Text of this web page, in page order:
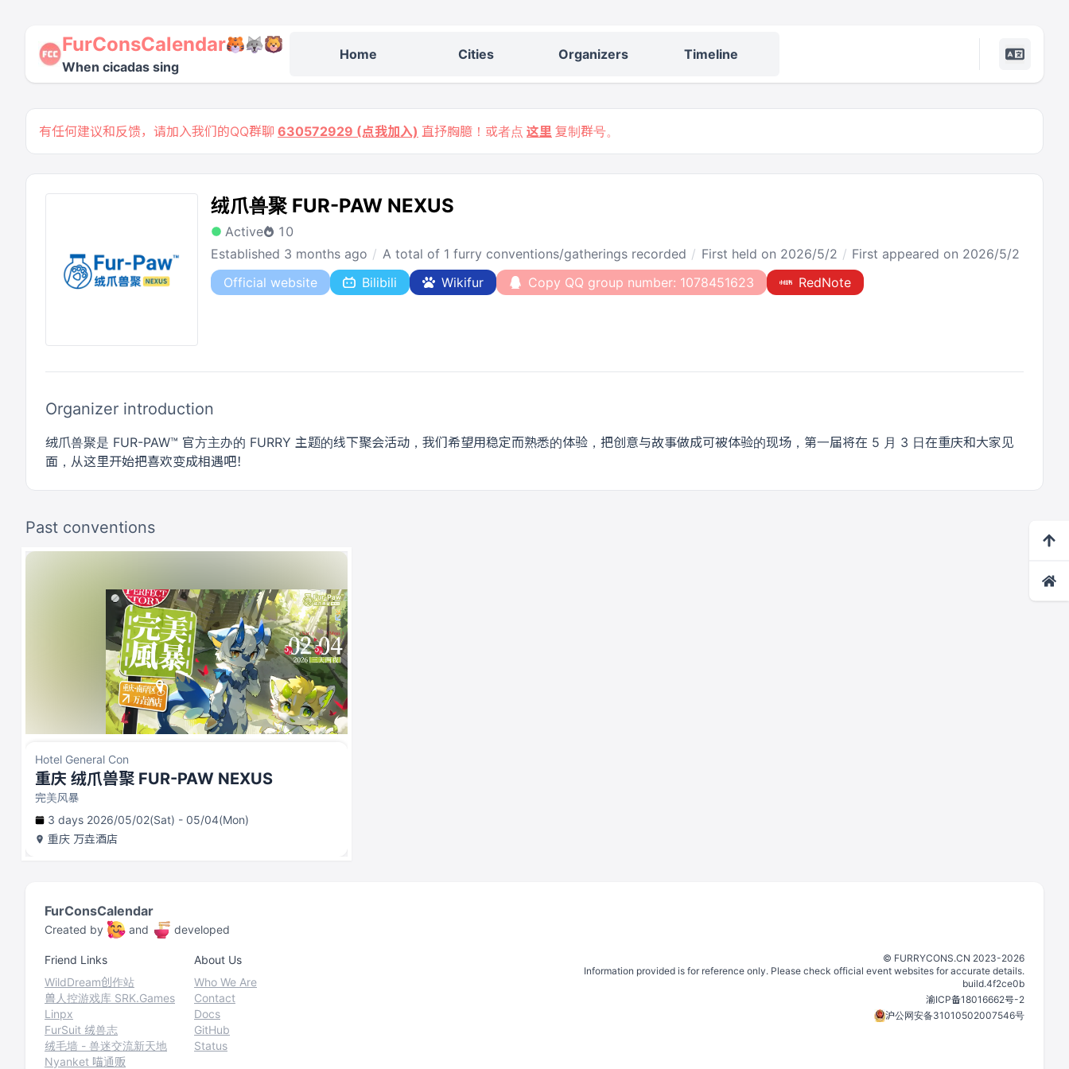
FurConsCalendar
When cicadas sing
Home Cities Organizers Timeline
有任何建议和反馈，请加入我们的QQ群聊 630572929 (点我加入) 直抒胸臆！或者点 这里 复制群号。
绒爪兽聚 FUR-PAW NEXUS
Active
10
Established 3 months ago
A total of 1 furry conventions/gatherings recorded First held on 2026/5/2
First appeared on 2026/5/2
Official website
Bilibili Wikifur Copy QQ group number: 1078451623 RedNote
Organizer introduction
绒爪兽聚是 FUR-PAW™ 官方主办的 FURRY 主题的线下聚会活动，我们希望用稳定而熟悉的体验，把创意与故事做成可被体验的现场，第一届将在 5 月 3 日在重庆和大家见
面，从这里开始把喜欢变成相遇吧！
Past conventions
Hotel General Con
重庆 绒爪兽聚 FUR-PAW NEXUS
完美风暴
3 days 2026/05/02(Sat) - 05/04(Mon)
重庆 万垚酒店
FurConsCalendar
Created by and developed
Friend Links
WildDream创作站
兽人控游戏库 SRK.Games
Linpx
FurSuit 绒兽志
绒毛墙 - 兽迷交流新天地
Nyanket 喵通贩
About Us
Who We Are
Contact
Docs
GitHub
Status
©️ FURRYCONS.CN 2023-2026
Information provided is for reference only. Please check official event websites for accurate details.
build.4f2ce0b
渝ICP备18016662号-2
沪公网安备31010502007546号